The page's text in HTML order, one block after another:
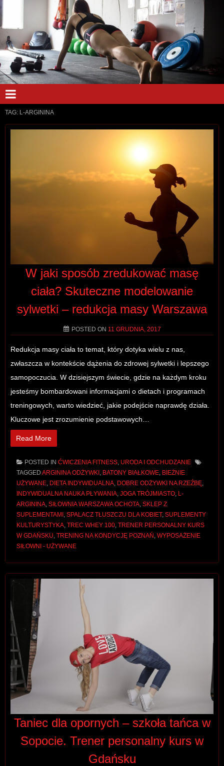
TAG: L-ARGININA
W jaki sposób zredukować masę
ciała? Skuteczne modelowanie
sylwetki – redukcja masy Warszawa
POSTED ON 11 GRUDNIA, 2017
Redukcja masy ciała to temat, który dotyka wielu z nas,
zwłaszcza w kontekście dążenia do zdrowej sylwetki i lepszego
samopoczucia. W dzisiejszym świecie, gdzie na każdym kroku
jesteśmy bombardowani informacjami o dietach i programach
treningowych, warto wiedzieć, jakie podejście naprawdę działa.
Kluczowe jest zrozumienie podstawowych…
Read More
POSTED IN ĆWICZENIA FITNESS, URODA I ODCHUDZANIE
TAGGED ARGININA ODŻYWKI , BATONY BIAŁKOWE, BIEŻNIE
UŻYWANE, DIETA INDYWIDUALNA, DOBRE ODŻYWKI NA RZEŹBĘ,
INDYWIDUALNA NAUKA PŁYWANIA, JOGA TRÓJMIASTO, L-
ARGININA, SIŁOWNIA WARSZAWA OCHOTA, SKLEP Z
SUPLEMENTAMI , SPALACZ TŁUSZCZU DLA KOBIET, SUPLEMENTY
KULTURYSTYKA, TREC WHEY 100, TRENER PERSONALNY KURS
W GDAŃSKU, TRENING NA KONDYCJĘ POZNAŃ , WYPOSAŻENIE
SIŁOWNI - UŻYWANE
Taniec dla opornych – szkoła tańca w
Sopocie. Trener personalny kurs w
Gdańsku